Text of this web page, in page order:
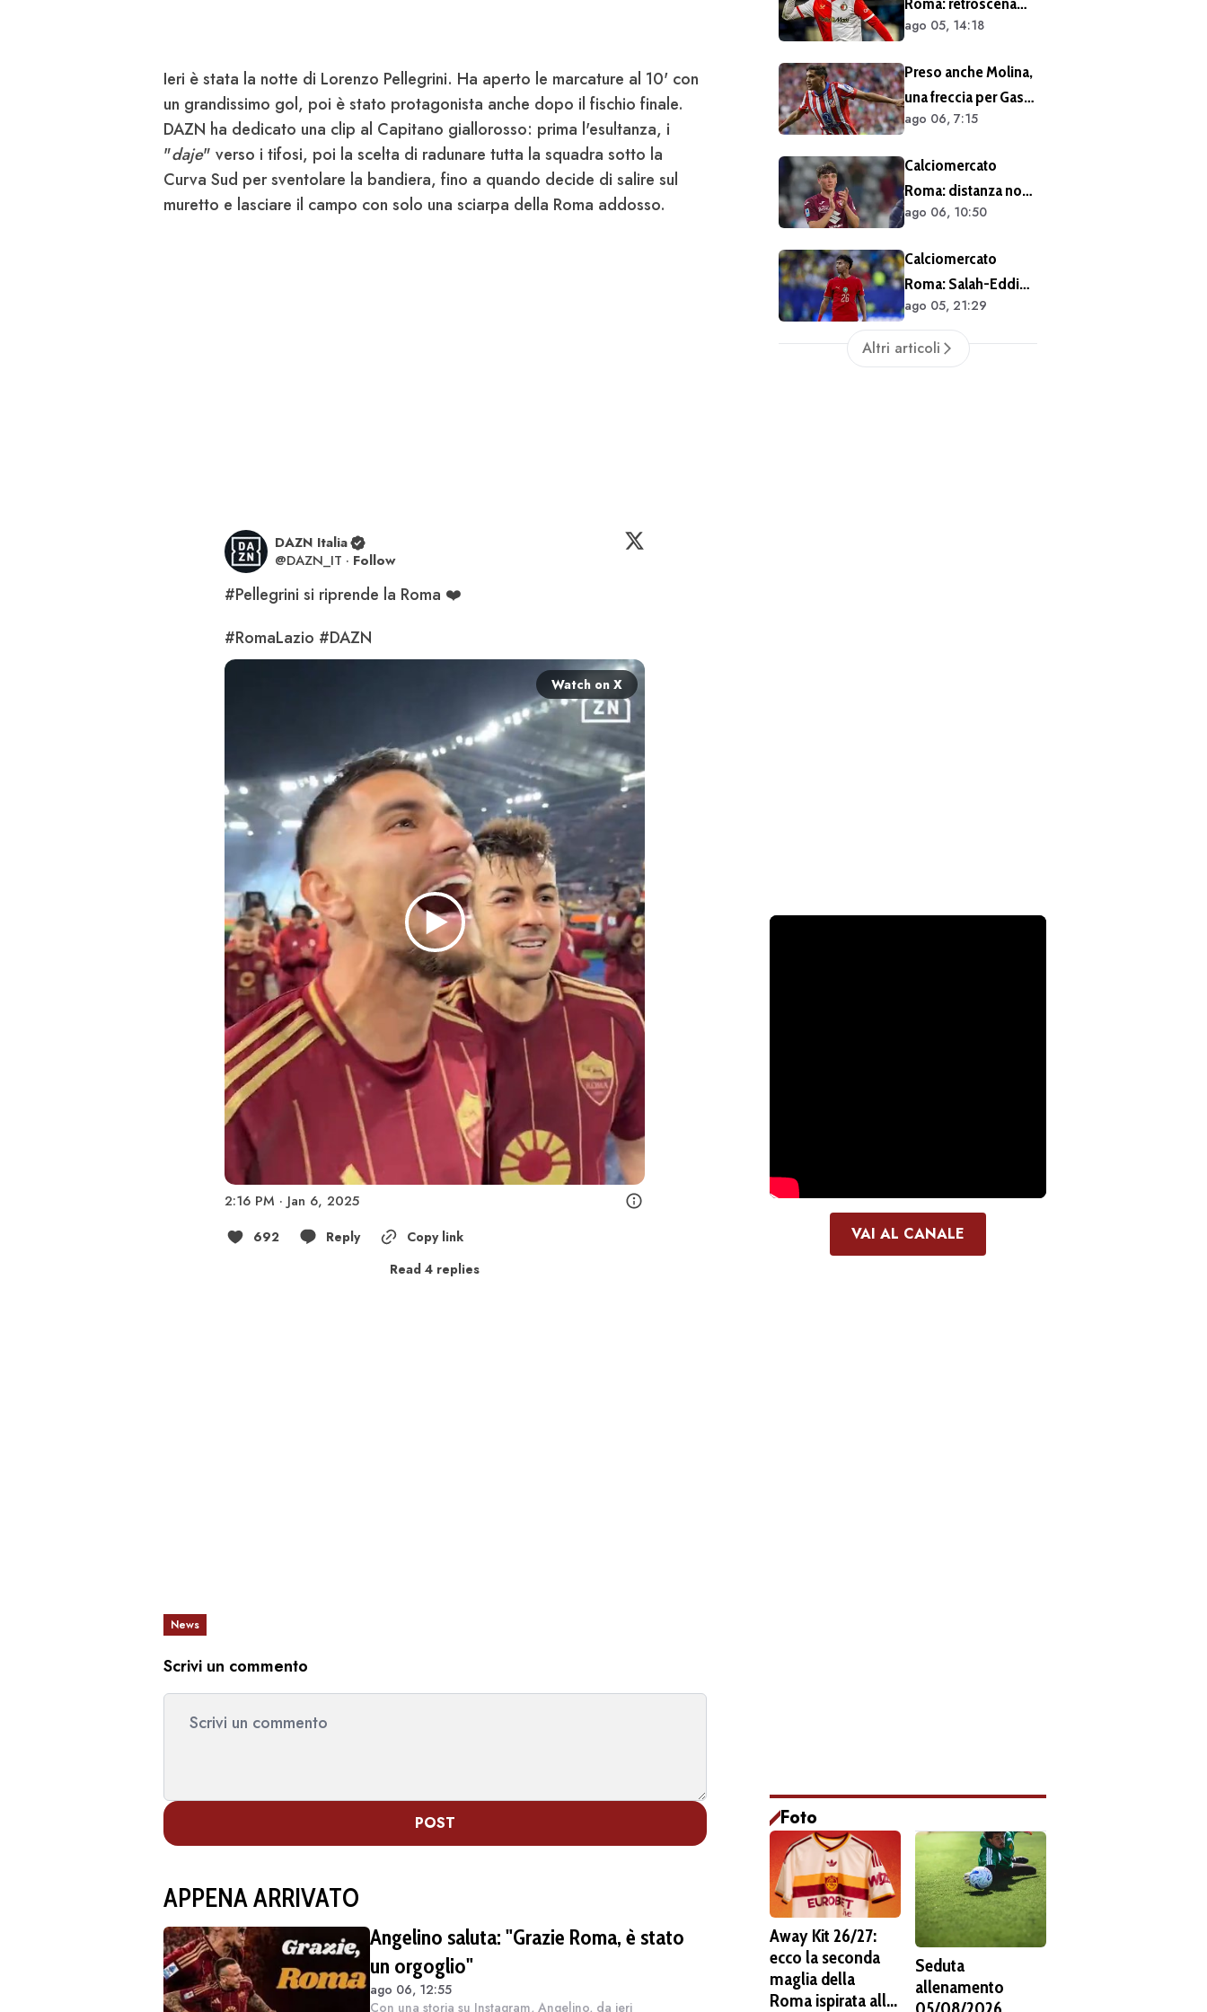
Ieri è stata la notte di Lorenzo Pellegrini. Ha aperto le marcature al 10' con
un grandissimo gol, poi è stato protagonista anche dopo il fischio finale.
DAZN ha dedicato una clip al Capitano giallorosso: prima l'esultanza, i
"daje" verso i tifosi, poi la scelta di radunare tutta la squadra sotto la
Curva Sud per sventolare la bandiera, fino a quando decide di salire sul
muretto e lasciare il campo con solo una sciarpa della Roma addosso.
DAZN Italia
@DAZN_IT · Follow
#Pellegrini si riprende la Roma ❤️
#RomaLazio #DAZN
Watch on X
2:16 PM · Jan 6, 2025
692 Reply
Copy link
Read 4 replies
News
Scrivi un commento
POST
APPENA ARRIVATO
Angelino saluta: "Grazie Roma, è stato
un orgoglio"
ago 06, 12:55
Con una storia su Instagram, Angelino, da ieri
Read. Il Feyenoord
da 25 milioni di euro
più 4 di bonus
ago 05, 14:18
Preso anche Molina,
una freccia per Gasp.
Ora il trequartista
ago 06, 7:15
Calciomercato
Roma: distanza non
siderale per
ago 06, 10:50
Calciomercato
Roma: Salah-Eddine
non apre
all'Olympiacos
ago 05, 21:29
Altri articoli
VAI AL CANALE
Foto
Away Kit 26/27:
ecco la seconda
maglia della
Roma ispirata alla
Seduta
allenamento